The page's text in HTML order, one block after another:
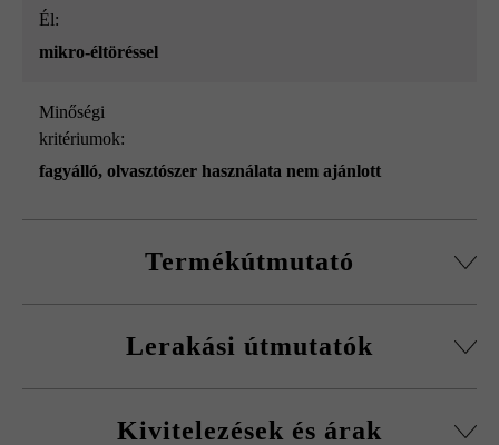
él:
mikro-éltöréssel
Minőségi
kritériumok:
fagyálló, olvasztószer használata nem ajánlott
Termékútmutató
kövekkel, sarokkő-szettel és fedőlapokkal.
Falakhoz és kerítésekhez, valamint előfalazáshoz
Lerakási útmutatók
kitöltőbeton javasolt betonminőségét.
Kivitelezések és árak